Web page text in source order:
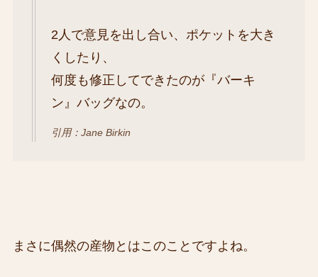
2人で意見を出し合い、ポケットを大き
くしたり、
何度も修正してできたのが『バーキ
ン』バッグなの。
引用：Jane Birkin
まさに偶然の産物とはこのことですよね。